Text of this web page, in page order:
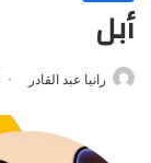
أبل
رانيا عبد القادر